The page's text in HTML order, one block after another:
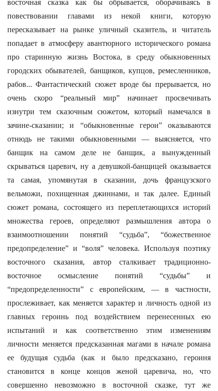
восточная сказка как бы обрывается, оборачиваясь в
повествовании главами из некой книги, которую
пересказывает на рынке уличный сказитель, и читатель
попадает в атмосферу авантюрного исторического романа
про старинную жизнь Востока, в среду обыкновенных
городских обывателей, банщиков, купцов, ремесленников,
рабов... Фантастический сюжет вроде бы прерывается, но
очень скоро “реальный мир” начинает просвечивать
изнутри тем сказочным сюжетом, который намечался в
зачине-сказании; и “обыкновенные герои” оказываются
отнюдь не такими обыкновенными — выясняется, что
банщик на самом деле не банщик, а вынужденный
скрываться царевич, ну а девушкой-банщицей оказывается
та самая, упомянутая в сказании, дочь французского
вельможи, похищенная джиннами, и так далее. Единый
сюжет романа, состоящего из переплетающихся историй
множества героев, определяют размышления автора о
взаимоотношении понятий “судьба”, “божественное
предопределение” и “воля” человека. Используя поэтику
восточного сказания, автор сталкивает традиционно-
восточное осмысление понятий “судьбы” и
“предопределенности” с европейским, — в частности,
прослеживает, как меняется характер и личность одной из
главных героинь под воздействием перенесенных ею
испытаний и как соответственно этим изменениям
личности меняется предсказанная магами в начале романа
ее будущая судьба (как и было предсказано, героиня
становится в конце концов женой царевича, но, что
совершенно невозможно в восточной сказке, тут же